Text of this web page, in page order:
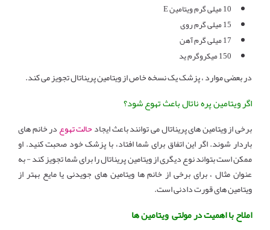
در بعضی موارد ، پزشک یک نسخه خاص از ویتامین پریناتال تجویز می کند.
اگر ویتامین پره ناتال باعث تهوع شود؟
برخی از ویتامین های پریناتال می توانند باعث ایجادحالت تهوعدر خانم های
باردار شوند. اگر این اتفاق برای شما افتاد، با پزشک خود صحبت کنید. او
ممکن است بتواند نوع دیگری از ویتامین پریناتال را برای شما تجویز کند - به
عنوان مثال ، برای برخی از خانم ها ویتامین های جویدنی یا مایع بهتر از
ویتامین های قورت دادنی است.
املاح با اهمیت در مولتی ویتامین ها